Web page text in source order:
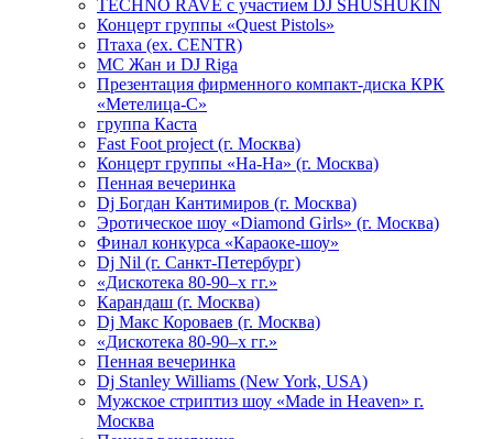
TECHNO RAVE с участием DJ SHUSHUKIN
Концерт группы «Quest Pistols»
Птаха (ex. CENTR)
МС Жан и DJ Riga
Презентация фирменного компакт-диска КРК
«Метелица-С»
группа Каста
Fast Foot project (г. Москва)
Концерт группы «На-На» (г. Москва)
Пенная вечеринка
Dj Богдан Кантимиров (г. Москва)
Эротическое шоу «Diamond Girls» (г. Москва)
Финал конкурса «Караоке-шоу»
Dj Nil (г. Санкт-Петербург)
«Дискотека 80-90–х гг.»
Карандаш (г. Москва)
Dj Макс Короваев (г. Москва)
«Дискотека 80-90–х гг.»
Пенная вечеринка
Dj Stanley Williams (New York, USA)
Мужское стриптиз шоу «Made in Heaven» г.
Москва